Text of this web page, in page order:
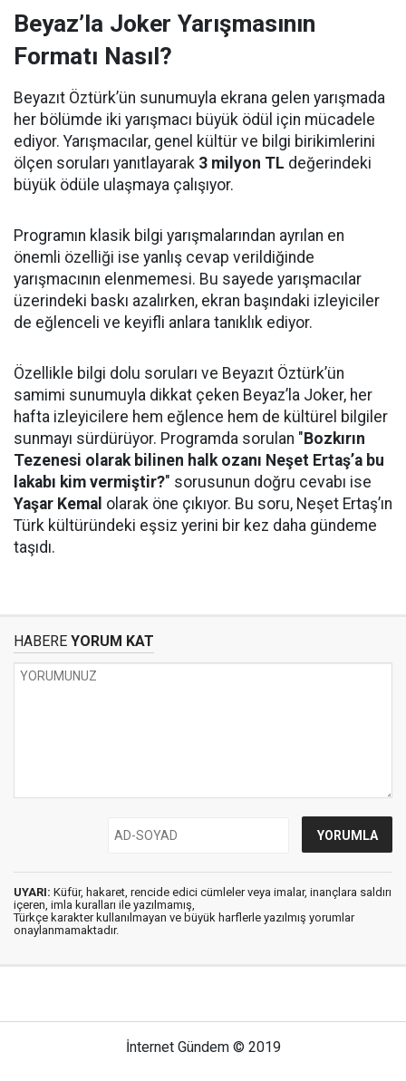
Beyaz’la Joker Yarışmasının
Formatı Nasıl?
Beyazıt Öztürk’ün sunumuyla ekrana gelen yarışmada
her bölümde iki yarışmacı büyük ödül için mücadele
ediyor. Yarışmacılar, genel kültür ve bilgi birikimlerini
ölçen soruları yanıtlayarak 3 milyon TL değerindeki
büyük ödüle ulaşmaya çalışıyor.
Programın klasik bilgi yarışmalarından ayrılan en
önemli özelliği ise yanlış cevap verildiğinde
yarışmacının elenmemesi. Bu sayede yarışmacılar
üzerindeki baskı azalırken, ekran başındaki izleyiciler
de eğlenceli ve keyifli anlara tanıklık ediyor.
Özellikle bilgi dolu soruları ve Beyazıt Öztürk’ün
samimi sunumuyla dikkat çeken Beyaz’la Joker, her
hafta izleyicilere hem eğlence hem de kültürel bilgiler
sunmayı sürdürüyor. Programda sorulan " Bozkırın
Tezenesi olarak bilinen halk ozanı Neşet Ertaş’a bu
lakabı kim vermiştir?" sorusunun doğru cevabı ise
Yaşar Kemal olarak öne çıkıyor. Bu soru, Neşet Ertaş’ın
Türk kültüründeki eşsiz yerini bir kez daha gündeme
taşıdı.
HABERE YORUM KAT
UYARI: Küfür, hakaret, rencide edici cümleler veya imalar, inançlara saldırı
içeren, imla kuralları ile yazılmamış,
Türkçe karakter kullanılmayan ve büyük harflerle yazılmış yorumlar
onaylanmamaktadır.
İnternet Gündem © 2019